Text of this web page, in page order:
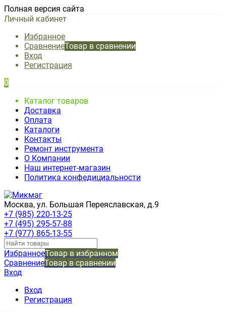
Полная версия сайта
Личный кабинет
Избранное
СравнениеТовар в сравнении
Вход
Регистрация
0
Каталог товаров
Доставка
Оплата
Каталоги
Контакты
Ремонт инструмента
О Компании
Наш интернет-магазин
Политика конфедициальности
Москва, ул. Большая Переяславская, д.9
+7 (985) 220-13-25
+7 (495) 295-57-88
+7 (977) 865-13-55
ИзбранноеТовар в избранном
СравнениеТовар в сравнении
Вход
Вход
Регистрация